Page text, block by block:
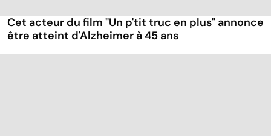
Cet acteur du film "Un p'tit truc en plus" annonce
être atteint d'Alzheimer à 45 ans